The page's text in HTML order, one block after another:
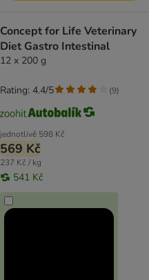
Concept for Life Veterinary
Diet Gastro Intestinal
12 x 200 g
jednotlivě 598 Kč
569 Kč
237 Kč / kg
541 Kč
Rating: 4.4/5 (9)